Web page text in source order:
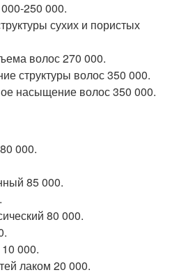
250 000.
сухих и пористых
волос 270 000.
структуры волос 350 000.
насыщение волос 350 000.
000.
85 000.
80 000.
000.
лаком 20 000.